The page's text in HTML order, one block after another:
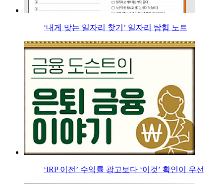
‘내게 맞는 일자리 찾기’ 일자리 탐험 노트
‘IRP 이전’ 수익률 광고보다 ‘이것’ 확인이 우선